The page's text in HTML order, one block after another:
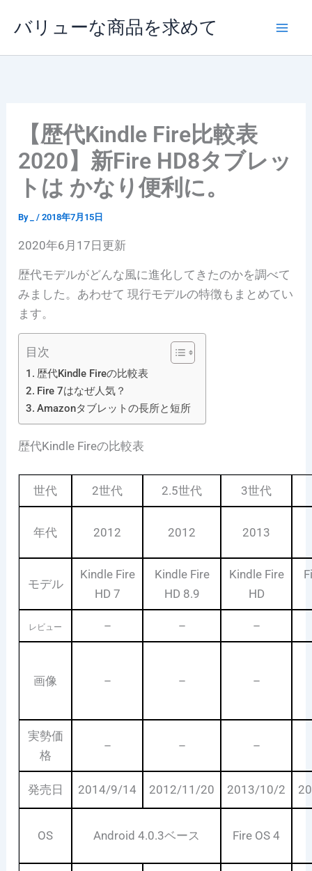
バリューな商品を求めて
【歴代Kindle Fire比較表
2020】新Fire HD8タブレッ
トは かなり便利に。
By _/2018年7月15日
2020年6月17日更新
歴代モデルがどんな風に進化してきたのかを調べて
みました。あわせて 現行モデルの特徴もまとめてい
ます。
目次
歴代Kindle Fireの比較表
Fire 7はなぜ人気？
Amazonタブレットの長所と短所
歴代Kindle Fireの比較表
世代 2世代 2.5世代 3世代
年代 2012 2012 2013
モデル
Kindle Fire
HD 7
Kindle Fire
HD 8.9
Kindle Fire
HD
レビュー – – –
画像 – – –
実勢価
格
– – –
発売日 2014/9/14 2012/11/20 2013/10/2
OS Android 4.0.3ベース Fire OS 4